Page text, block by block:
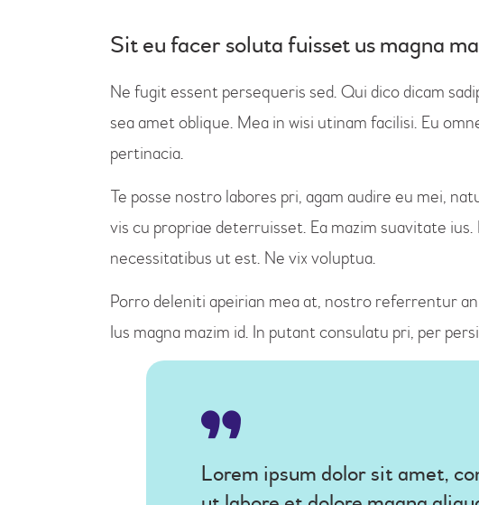
Sit eu facer soluta fuisset us magna
Ne fugit essent persequeris sed. Qui dico dicam
sea amet oblique. Mea in wisi utinam facilisi. Eu
pertinacia.
Te posse nostro labores pri, agam audire eu mei,
vis cu propriae deterruisset. Ea mazim suavitate
necessitatibus ut est. Ne vix voluptua.
Porro deleniti apeirian mea at, nostro referrentur
Ius magna mazim id. In putant consulatu pri, per
Lorem ipsum dolor sit amet,